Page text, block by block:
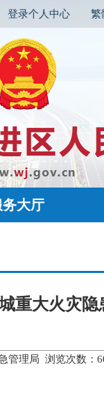
登录个人中心 繁
务大厅
重大火灾
管理局 浏览次数：